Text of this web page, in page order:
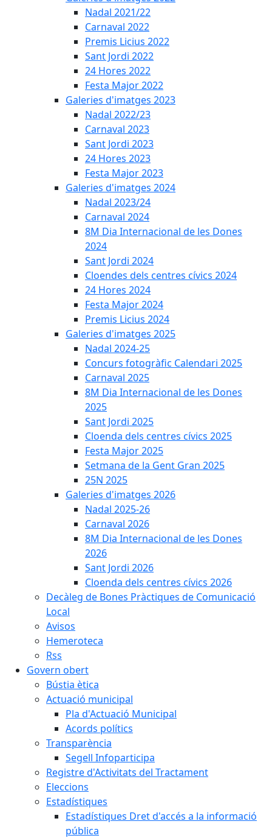
Nadal 2021/22
Carnaval 2022
Premis Licius 2022
Sant Jordi 2022
24 Hores 2022
Festa Major 2022
Galeries d'imatges 2023
Nadal 2022/23
Carnaval 2023
Sant Jordi 2023
24 Hores 2023
Festa Major 2023
Galeries d'imatges 2024
Nadal 2023/24
Carnaval 2024
8M Dia Internacional de les Dones
2024
Sant Jordi 2024
Cloendes dels centres cívics 2024
24 Hores 2024
Festa Major 2024
Premis Licius 2024
Galeries d'imatges 2025
Nadal 2024-25
Concurs fotogràfic Calendari 2025
Carnaval 2025
8M Dia Internacional de les Dones
2025
Sant Jordi 2025
Cloenda dels centres cívics 2025
Festa Major 2025
Setmana de la Gent Gran 2025
25N 2025
Galeries d'imatges 2026
Nadal 2025-26
Carnaval 2026
8M Dia Internacional de les Dones
2026
Sant Jordi 2026
Cloenda dels centres cívics 2026
Decàleg de Bones Pràctiques de Comunicació
Local
Avisos
Hemeroteca
Rss
Govern obert
Bústia ètica
Actuació municipal
Pla d'Actuació Municipal
Acords polítics
Transparència
Segell Infoparticipa
Registre d'Activitats del Tractament
Eleccions
Estadístiques
Estadístiques Dret d'accés a la informació
pública